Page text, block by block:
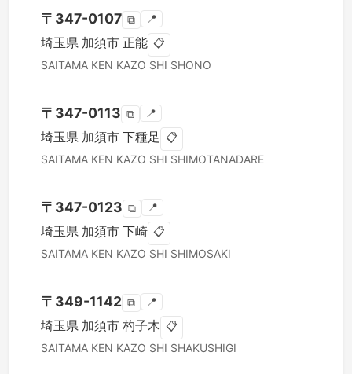
〒 347-0107 ⧉ 📍
埼玉県 加須市 正能 📋
SAITAMA KEN KAZO SHI SHONO
〒 347-0113 ⧉ 📍
埼玉県 加須市 下種足 📋
SAITAMA KEN KAZO SHI SHIMOTANADARE
〒 347-0123 ⧉ 📍
埼玉県 加須市 下崎 📋
SAITAMA KEN KAZO SHI SHIMOSAKI
〒 349-1142 ⧉ 📍
埼玉県 加須市 杓子木 📋
SAITAMA KEN KAZO SHI SHAKUSHIGI